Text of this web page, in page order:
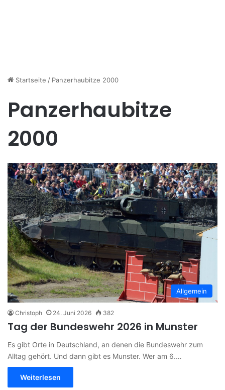
Startseite / Panzerhaubitze 2000
Panzerhaubitze
2000
Allgemein
Christoph 24. Juni 2026 382
Tag der Bundeswehr 2026 in Munster
Es gibt Orte in Deutschland, an denen die Bundeswehr zum
Alltag gehört. Und dann gibt es Munster. Wer am 6.…
Weiterlesen